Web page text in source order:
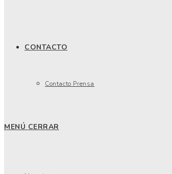
CONTACTO
Contacto Prensa
MENÚ CERRAR